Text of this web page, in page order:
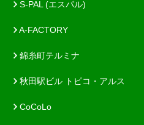
S-PAL (エスパル)
A-FACTORY
錦糸町テルミナ
秋田駅ビル トピコ・アルス
CoCoLo